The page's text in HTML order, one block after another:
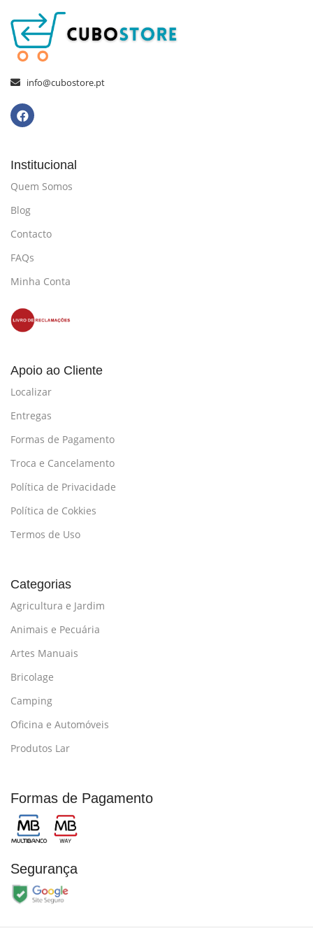
info@cubostore.pt
Institucional
Quem Somos
Blog
Contacto
FAQs
Minha Conta
Apoio ao Cliente
Localizar
Entregas
Formas de Pagamento
Troca e Cancelamento
Política de Privacidade
Política de Cokkies
Termos de Uso
Categorias
Agricultura e Jardim
Animais e Pecuária
Artes Manuais
Bricolage
Camping
Oficina e Automóveis
Produtos Lar
Formas de Pagamento
Segurança